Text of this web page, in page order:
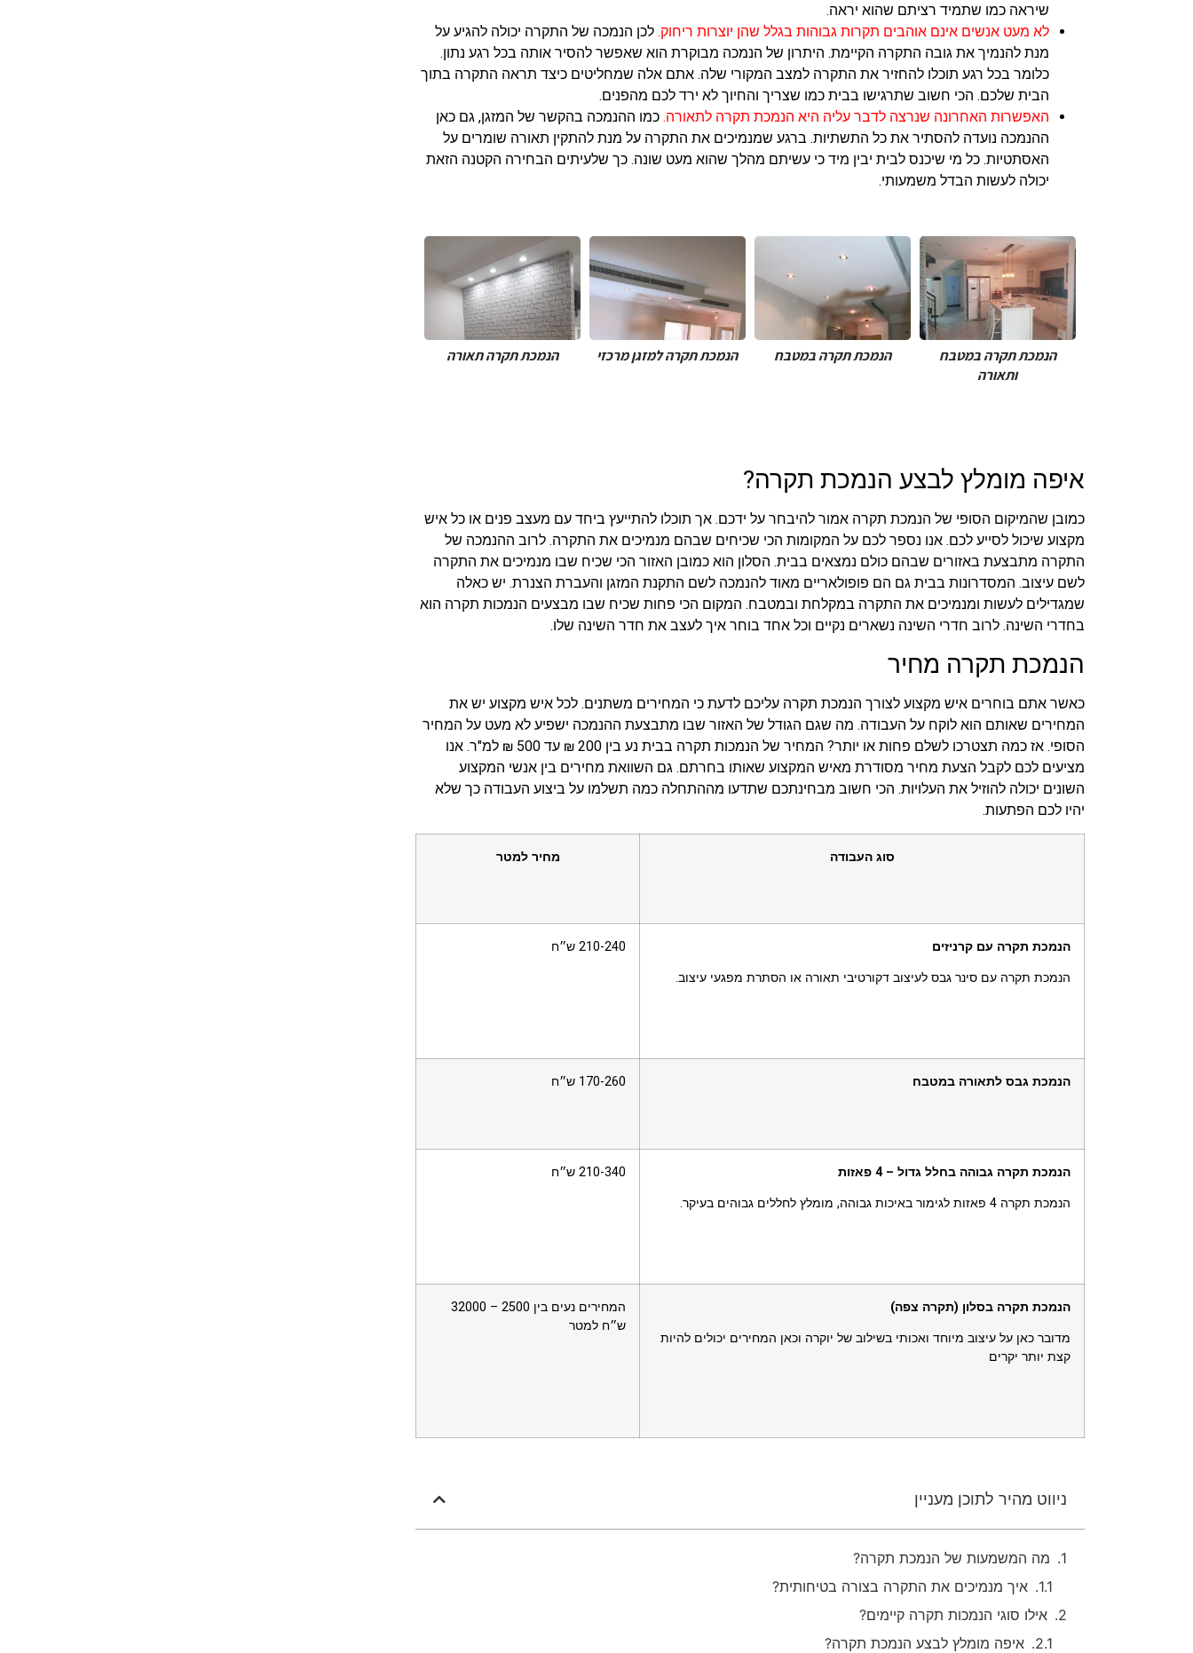
שיראה כמו שתמיד רציתם שהוא יראה.
לא מעט אנשים אינם אוהבים תקרות גבוהות בגלל שהן יוצרות ריחוק. לכן הנמכה של התקרה יכולה להגיע על
מנת להנמיך את גובה התקרה הקיימת. היתרון של הנמכה מבוקרת הוא שאפשר להסיר אותה בכל רגע נתון.
כלומר בכל רגע תוכלו להחזיר את התקרה למצב המקורי שלה. אתם אלה שמחליטים כיצד תראה התקרה בתוך
הבית שלכם. הכי חשוב שתרגישו בבית כמו שצריך והחיוך לא ירד לכם מהפנים.
האפשרות האחרונה שנרצה לדבר עליה היא הנמכת תקרה לתאורה. כמו ההנמכה בהקשר של המזגן, גם כאן
ההנמכה נועדה להסתיר את כל התשתיות. ברגע שמנמיכים את התקרה על מנת להתקין תאורה שומרים על
האסתטיות. כל מי שיכנס לבית יבין מיד כי עשיתם מהלך שהוא מעט שונה. כך שלעיתים הבחירה הקטנה הזאת
יכולה לעשות הבדל משמעותי.
הנמכת תקרה למזגן מרכזי הנמכת תקרה במטבח
הנמכת תקרה במטבח
הנמכת תקרה תאורה
איפה מומלץ לבצע הנמכת תקרה?
כמובן שהמיקום הסופי של הנמכת תקרה אמור להיבחר על ידכם. אך תוכלו להתייעץ ביחד עם מעצב פנים או כל איש
מקצוע שיכול לסייע לכם. אנו נספר לכם על המקומות הכי שכיחים שבהם מנמיכים את התקרה. לרוב ההנמכה של
התקרה מתבצעת באזורים שבהם כולם נמצאים בבית. הסלון הוא כמובן האזור הכי שכיח שבו מנמיכים את התקרה
לשם עיצוב. המסדרונות בבית גם הם פופולאריים מאוד להנמכה לשם התקנת המזגן והעברת הצנרת. יש כאלה
שמגדילים לעשות ומנמיכים את התקרה במקלחת ובמטבח. המקום הכי פחות שכיח שבו מבצעים הנמכות תקרה הוא
בחדרי השינה. לרוב חדרי השינה נשארים נקיים וכל אחד בוחר איך לעצב את חדר השינה שלו.
הנמכת תקרה מחיר
כאשר אתם בוחרים איש מקצוע לצורך הנמכת תקרה עליכם לדעת כי המחירים משתנים. לכל איש מקצוע יש את
המחירים שאותם הוא לוקח על העבודה. מה שגם הגודל של האזור שבו מתבצעת ההנמכה ישפיע לא מעט על המחיר
הסופי. אז כמה תצטרכו לשלם פחות או יותר? המחיר של הנמכות תקרה בבית נע בין 200 ₪ עד 500 ₪ למ"ר. אנו
מציעים לכם לקבל הצעת מחיר מסודרת מאיש המקצוע שאותו בחרתם. גם השוואת מחירים בין אנשי המקצוע
השונים יכולה להוזיל את העלויות. הכי חשוב מבחינתכם שתדעו מההתחלה כמה תשלמו על ביצוע העבודה כך שלא
יהיו לכם הפתעות.
סוג העבודה מחיר למטר
הנמכת תקרה עם קרניזים
הנמכת תקרה עם סינר גבס לעיצוב דקורטיבי תאורה או הסתרת מפגעי עיצוב.
210-240 ש״ח
הנמכת גבס לתאורה במטבח 170-260 ש״ח
הנמכת תקרה גבוהה בחלל גדול – 4 פאזות
הנמכת תקרה 4 פאזות לגימור באיכות גבוהה, מומלץ לחללים גבוהים בעיקר.
210-340 ש״ח
הנמכת תקרה בסלון (תקרה צפה)
מדובר כאן על עיצוב מיוחד ואכותי בשילוב של יוקרה וכאן המחירים יכולים להיות
קצת יותר יקרים
המחירים נעים בין 2500 – 32000
ש״ח למטר
ניווט מהיר לתוכן מעניין
מה המשמעות של הנמכת תקרה?
איך מנמיכים את התקרה בצורה בטיחותית?
אילו סוגי הנמכות תקרה קיימים?
איפה מומלץ לבצע הנמכת תקרה?